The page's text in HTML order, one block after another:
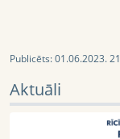
Publicēts:01.06.2023.
Aktuāli